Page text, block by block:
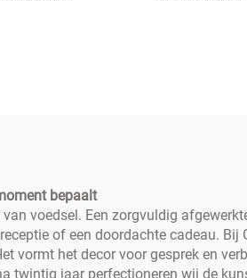
bepaalt
voedsel. Een zorgvuldig
of een doordachte cadeau. Bij
vormt het decor voor gesprek en
twintig jaar perfectioneren wij de